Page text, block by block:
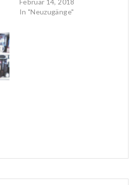
In "Neuzugänge"